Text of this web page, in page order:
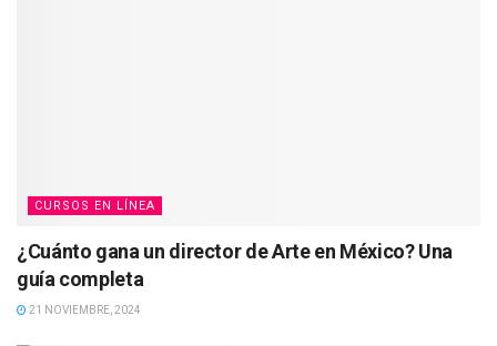
CURSOS EN LÍNEA
¿Cuánto gana un director de Arte en México? Una
guía completa
21 NOVIEMBRE, 2024